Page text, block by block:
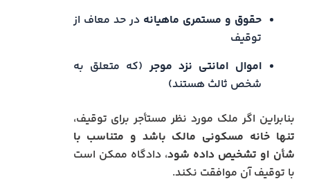
حقوق و مستمری ماهیانه در حد معاف از
توقیف
اموال امانتی نزد موجر(که متعلق به
شخص ثالث هستند)
بنابراین اگر ملک مورد نظر مستأجر برای توقیف،
تنها خانه مسکونی مالک باشد و متناسب با
شأن او تشخیص داده شود، دادگاه ممکن است
با توقیف آن موافقت نکند.